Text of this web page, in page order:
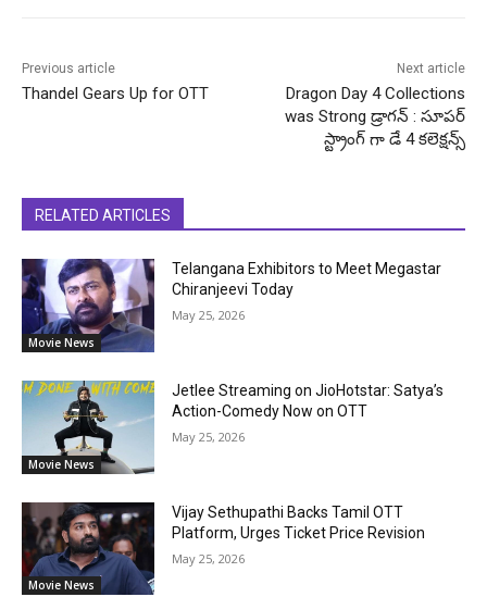
Previous article
Thandel Gears Up for OTT
Next article
Dragon Day 4 Collections
was Strong డ్రాగన్ : సూపర్
స్ట్రాంగ్ గా డే 4 కలెక్షన్స్
RELATED ARTICLES
Movie News
Telangana Exhibitors to Meet Megastar
Chiranjeevi Today
May 25, 2026
Movie News
Jetlee Streaming on JioHotstar: Satya’s
Action-Comedy Now on OTT
May 25, 2026
Movie News
Vijay Sethupathi Backs Tamil OTT
Platform, Urges Ticket Price Revision
May 25, 2026